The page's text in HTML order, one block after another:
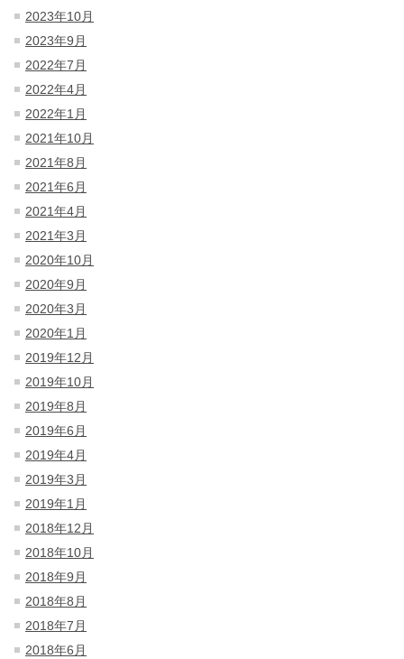
2023年10月
2023年9月
2022年7月
2022年4月
2022年1月
2021年10月
2021年8月
2021年6月
2021年4月
2021年3月
2020年10月
2020年9月
2020年3月
2020年1月
2019年12月
2019年10月
2019年8月
2019年6月
2019年4月
2019年3月
2019年1月
2018年12月
2018年10月
2018年9月
2018年8月
2018年7月
2018年6月